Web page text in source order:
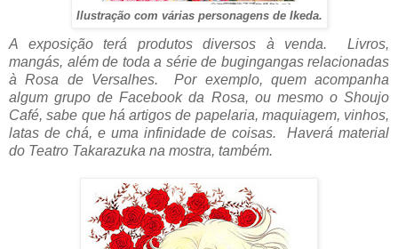
Ilustração com várias personagens de Ikeda.
A exposição terá produtos diversos à venda. Livros,
mangás, além de toda a série de bugingangas relacionadas
à Rosa de Versalhes. Por exemplo, quem acompanha
algum grupo de Facebook da Rosa, ou mesmo o Shoujo
Café, sabe que há artigos de papelaria, maquiagem, vinhos,
latas de chá, e uma infinidade de coisas. Haverá material
do Teatro Takarazuka na mostra, também.